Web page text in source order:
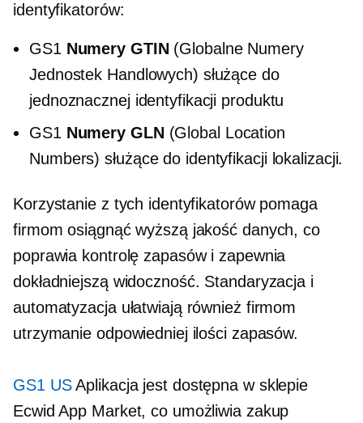
identyfikatorów:
GS1 Numery GTIN(Globalne Numery
Jednostek Handlowych) służące do
jednoznacznej identyfikacji produktu
GS1 Numery GLN(Global Location
Numbers) służące do identyfikacji lokalizacji.
Korzystanie z tych identyfikatorów pomaga
firmom osiągnąć wyższą jakość danych, co
poprawia kontrolę zapasów i zapewnia
dokładniejszą widoczność. Standaryzacja i
automatyzacja ułatwiają również firmom
utrzymanie odpowiedniej ilości zapasów.
GS1 USAplikacja jest dostępna w sklepie
Ecwid App Market, co umożliwia zakup